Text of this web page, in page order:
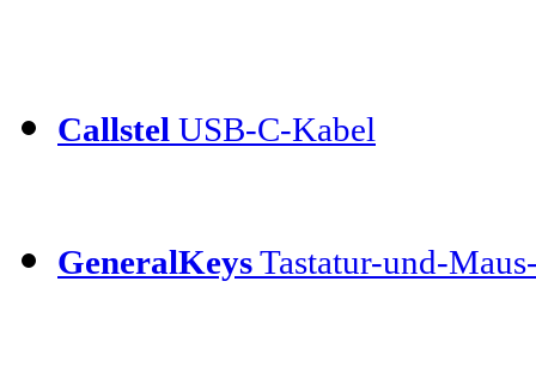
Callstel USB-C-Kabel
GeneralKeysTastatur-und-